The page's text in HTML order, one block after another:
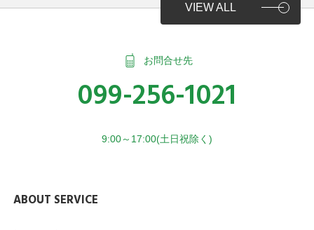
VIEW ALL
お問合せ先
099-256-1021
9:00～17:00(土日祝除く)
ABOUT SERVICE